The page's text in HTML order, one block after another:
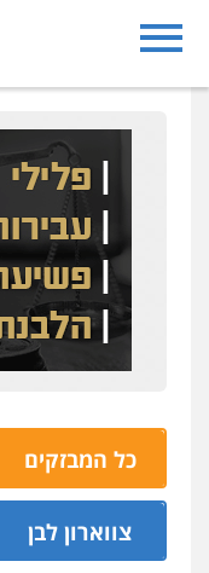
כל המבזקים
ראשון לציון
צווארון לבן
בפרשת הסתרת-